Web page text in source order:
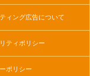
ィング広告について
ティポリシー
ポリシー